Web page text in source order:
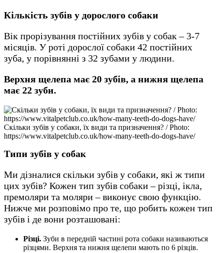
Кількість зубів у дорослого собаки
Вік прорізування постійних зубів у собак – 3-7
місяців. У роті дорослої собаки 42 постійних
зуба, у порівнянні з 32 зубами у людини.
Верхня щелепа має 20 зубів, а нижня щелепа
має 22 зуби.
Скільки зубів у собаки, їх види та призначення? / Photo:
https://www.vitalpetclub.co.uk/how-many-teeth-do-dogs-have/
Типи зубів у собак
Ми дізналися скільки зубів у собаки, які ж типи
цих зубів? Кожен тип зубів собаки – різці, ікла,
премоляри та моляри – виконує свою функцію.
Нижче ми розповімо про те, що робить кожен тип
зубів і де вони розташовані:
Різці. Зуби в передній частині рота собаки називаються
різцями. Верхня та нижня щелепи мають по 6 різців.